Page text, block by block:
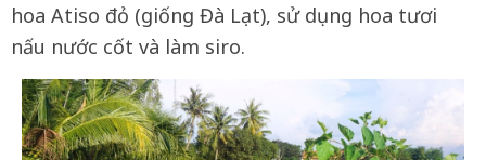
hoa Atiso đỏ (giống Đà Lạt), sử dụng hoa tươi
nấu nước cốt và làm siro.